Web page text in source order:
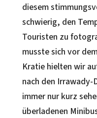
diesem
schwierig, den
Touristen zu
musste sich vor
Kratie hielten wir
nach den Irrawady-
immer nur kurz
überladenen